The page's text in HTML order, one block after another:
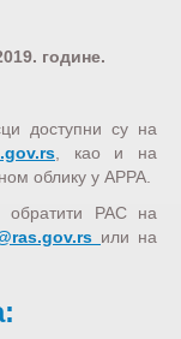
године.
доступни су на
, као и на
облику у АРРА.
обратити РАС на
или на